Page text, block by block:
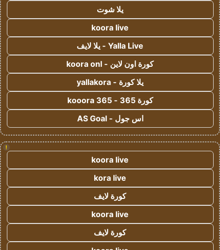
يلا شوت
koora live
Yalla Live - يلا لايف
كورة اون لاين - koora onl
يلا كورة - yallakora
كورة 365 - kooora 365
اس جول - AS Goal
!
koora live
kora live
كورة لايف
koora live
كورة لايف